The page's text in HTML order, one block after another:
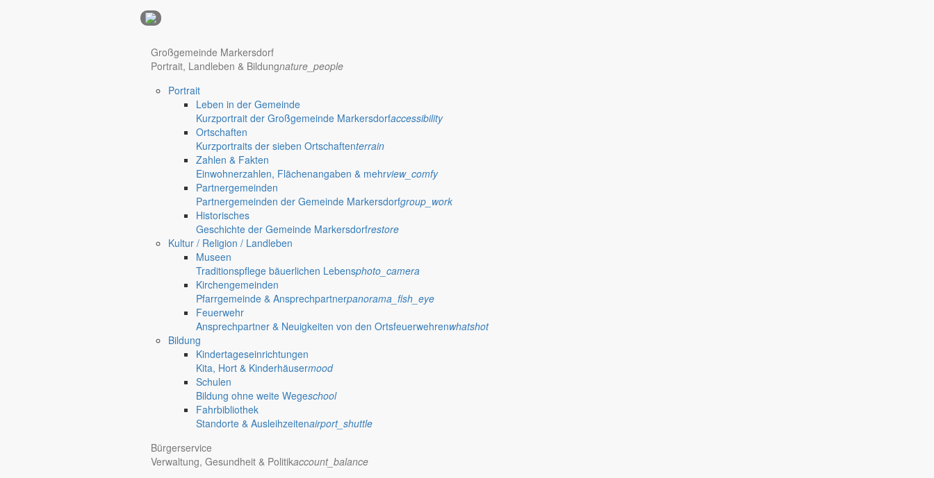
Hotel Nürnberg
Regional werben auf markersdorf.de! anzeigen@gemeinde-markersdorf.de
Großgemeinde Markersdorf
Portrait, Landleben & Bildungnature_people
Portrait
Leben in der Gemeinde
Kurzportrait der Großgemeinde Markersdorfaccessibility
Ortschaften
Kurzportraits der sieben Ortschaftenterrain
Zahlen & Fakten
Einwohnerzahlen, Flächenangaben & mehrview_comfy
Partnergemeinden
Partnergemeinden der Gemeinde Markersdorfgroup_work
Historisches
Geschichte der Gemeinde Markersdorfrestore
Kultur / Religion / Landleben
Museen
Traditionspflege bäuerlichen Lebensphoto_camera
Kirchengemeinden
Pfarrgemeinde & Ansprechpartnerpanorama_fish_eye
Feuerwehr
Ansprechpartner & Neuigkeiten von den Ortsfeuerwehrenwhatshot
Bildung
Kindertageseinrichtungen
Kita, Hort & Kinderhäusermood
Schulen
Bildung ohne weite Wegeschool
Fahrbibliothek
Standorte & Ausleihzeitenairport_shuttle
Bürgerservice
Verwaltung, Gesundheit & Politikaccount_balance
Deutsch-Paulsdorf
Jauernick-Buschbach
Früher musste man wegen jeder Angelegenheit “uff de Gemeende”, heute stellt das Rathaus Markersdorf viele Informationen online bereit. Ansprechpartner, Öffnungszeiten und Informationen zu
unterschiedlichen Anliegen finden Sie hier ebenso wie die Wiedergabe von Veröffentlichungen, die amtlich im “Schöpsboten – Dorfzeitung & Amtsblatt” erfolgt sind.
In der Rubrik “Rathaus” geht der Blick etwas weiter über die Markersdorfer Kirchtürme hinaus und Belange der Region und des Lebens im ländlichen Raum werden aufgegriffen.
Reichen Sie gern Vorschläge ein, was unter “Anliegen von A bis Z” noch aufgenommen werden sollte!